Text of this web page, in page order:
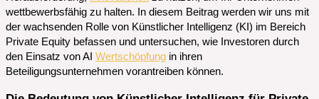
wettbewerbsfähig zu halten. In diesem Beitrag werden wir uns mit
der wachsenden Rolle von Künstlicher Intelligenz (KI) im Bereich
Private Equity befassen und untersuchen, wie Investoren durch
den Einsatz von AI Wertschöpfung in ihren
Beteiligungsunternehmen vorantreiben können.